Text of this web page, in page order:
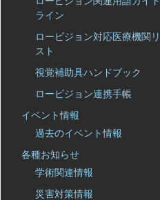
ライン
ロービジョン対応医療機関リ
スト
視覚補助具ハンドブック
ロービジョン連携手帳
イベント情報
過去のイベント情報
各種お知らせ
学術関連情報
災害対策情報